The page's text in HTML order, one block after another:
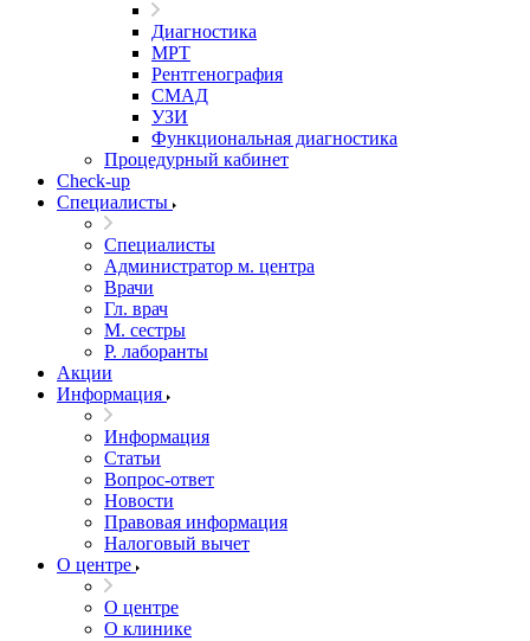
Диагностика
МРТ
Рентгенография
СМАД
УЗИ
Функциональная диагностика
Процедурный кабинет
Cheсk-up
Специалисты
Специалисты
Администратор м. центра
Врачи
Гл. врач
М. сестры
Р. лаборанты
Акции
Информация
Информация
Статьи
Вопрос-ответ
Новости
Правовая информация
Налоговый вычет
О центре
О центре
О клинике